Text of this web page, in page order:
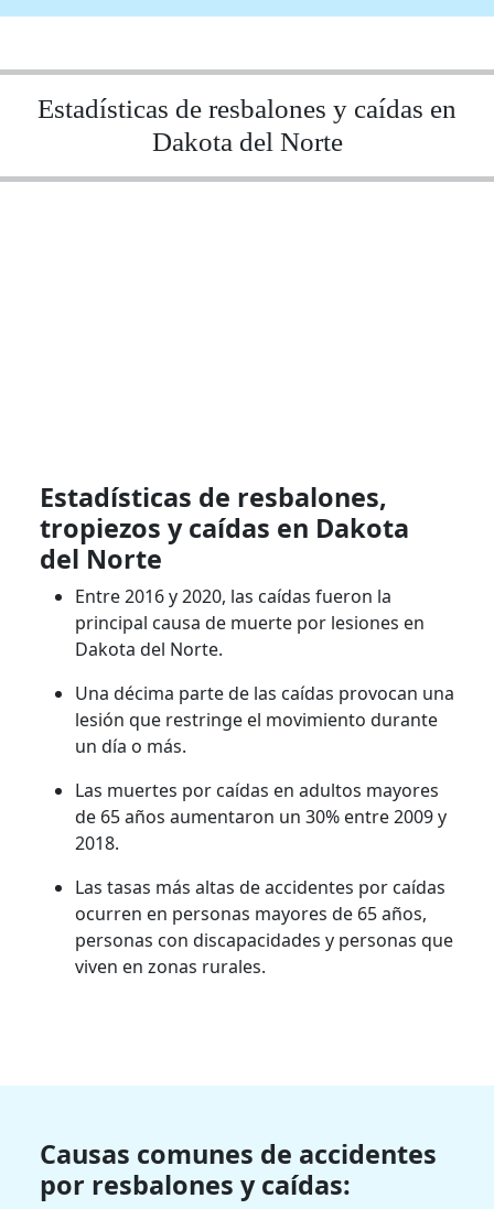
Estadísticas de resbalones y caídas en
Dakota del Norte
Estadísticas de resbalones,
tropiezos y caídas en Dakota
del Norte
Entre 2016 y 2020, las caídas fueron la
principal causa de muerte por lesiones en
Dakota del Norte.
Una décima parte de las caídas provocan una
lesión que restringe el movimiento durante
un día o más.
Las muertes por caídas en adultos mayores
de 65 años aumentaron un 30% entre 2009 y
2018.
Las tasas más altas de accidentes por caídas
ocurren en personas mayores de 65 años,
personas con discapacidades y personas que
viven en zonas rurales.
Causas comunes de accidentes
por resbalones y caídas: